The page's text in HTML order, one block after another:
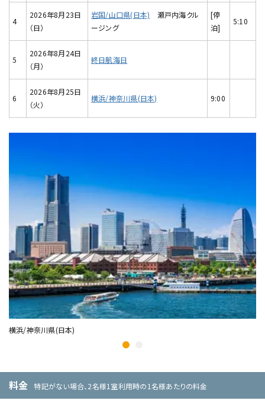
4
2026年8月23日
（日）
岩国/山口県(日本) 瀬戸内海クル
ージング
[停
泊]
5:10
5
2026年8月24日
（月）
終日航海日
6
2026年8月25日
（火）
横浜/神奈川県(日本) 9:00
横浜/神奈川県(日本)
料金 特記がない場合、2名様1室利用時の1名様あたりの料金